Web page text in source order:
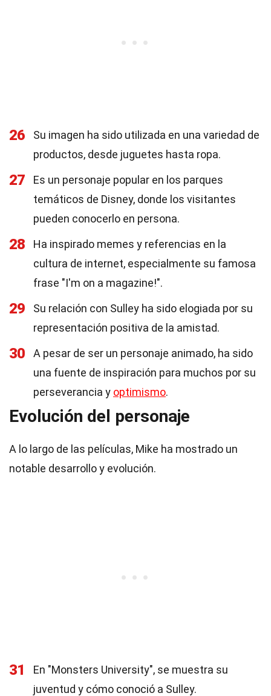
26
Su imagen ha sido utilizada en una variedad de
productos, desde juguetes hasta ropa.
27
Es un personaje popular en los parques
temáticos de Disney, donde los visitantes
pueden conocerlo en persona.
28
Ha inspirado memes y referencias en la
cultura de internet, especialmente su famosa
frase "I'm on a magazine!".
29
Su relación con Sulley ha sido elogiada por su
representación positiva de la amistad.
30
A pesar de ser un personaje animado, ha sido
una fuente de inspiración para muchos por su
perseverancia y optimismo.
Evolución del personaje
A lo largo de las películas, Mike ha mostrado un
notable desarrollo y evolución.
31
En "Monsters University", se muestra su
juventud y cómo conoció a Sulley.